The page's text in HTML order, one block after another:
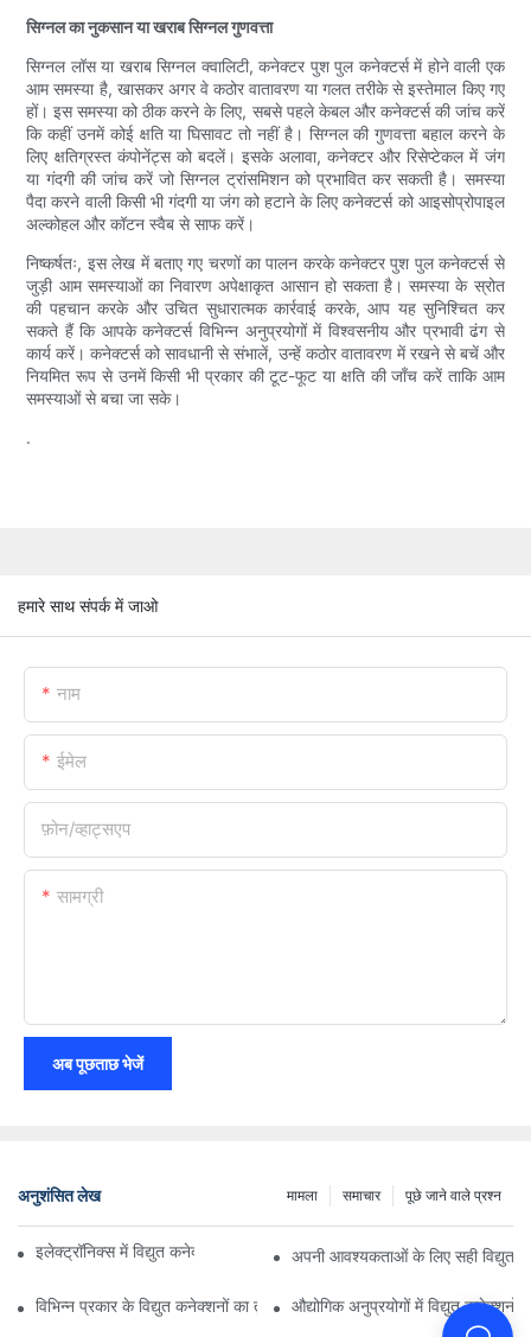
सिग्नल का नुकसान या खराब सिग्नल गुणवत्ता
सिग्नल लॉस या खराब सिग्नल क्वालिटी, कनेक्टर पुश पुल कनेक्टर्स में होने वाली एक
आम समस्या है, खासकर अगर वे कठोर वातावरण या गलत तरीके से इस्तेमाल किए गए
हों। इस समस्या को ठीक करने के लिए, सबसे पहले केबल और कनेक्टर्स की जांच करें
कि कहीं उनमें कोई क्षति या घिसावट तो नहीं है। सिग्नल की गुणवत्ता बहाल करने के
लिए क्षतिग्रस्त कंपोनेंट्स को बदलें। इसके अलावा, कनेक्टर और रिसेप्टेकल में जंग
या गंदगी की जांच करें जो सिग्नल ट्रांसमिशन को प्रभावित कर सकती है। समस्या
पैदा करने वाली किसी भी गंदगी या जंग को हटाने के लिए कनेक्टर्स को आइसोप्रोपाइल
अल्कोहल और कॉटन स्वैब से साफ करें।
निष्कर्षतः, इस लेख में बताए गए चरणों का पालन करके कनेक्टर पुश पुल कनेक्टर्स से
जुड़ी आम समस्याओं का निवारण अपेक्षाकृत आसान हो सकता है। समस्या के स्रोत
की पहचान करके और उचित सुधारात्मक कार्रवाई करके, आप यह सुनिश्चित कर
सकते हैं कि आपके कनेक्टर्स विभिन्न अनुप्रयोगों में विश्वसनीय और प्रभावी ढंग से
कार्य करें। कनेक्टर्स को सावधानी से संभालें, उन्हें कठोर वातावरण में रखने से बचें और
नियमित रूप से उनमें किसी भी प्रकार की टूट-फूट या क्षति की जाँच करें ताकि आम
समस्याओं से बचा जा सके।
.
हमारे साथ संपर्क में जाओ
नाम
ईमेल
फ़ोन/व्हाट्सएप
सामग्री
अब पूछताछ भेजें
अनुशंसित लेख पूछे जाने वाले प्रश्न
समाचार
मामला
इलेक्ट्रॉनिक्स में विद्युत कनेक्शनों पर प्रौद्योगिकी का प्रभावअपनी आवश्यकताओं के लिए सही विद्युत
विभिन्न प्रकार के विद्युत कनेक्शनों का तुलनात्मक विश्लेषणऔद्योगिक अनुप्रयोगों में विद्युत कनेक्शनों